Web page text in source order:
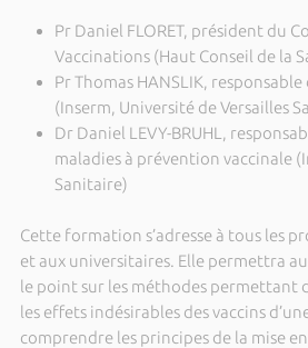
Pr Daniel FLORET, président du
Vaccinations (Haut Conseil de la
Pr Thomas HANSLIK,
(Inserm, Université de Versailles
Dr Daniel LEVY-BRUHL,
maladies à prévention vaccinale
Sanitaire)
Cette formation s’adresse à tous les
et aux universitaires. Elle permettra
le point sur les méthodes permettant
les effets indésirables des vaccins
comprendre les principes de la mise